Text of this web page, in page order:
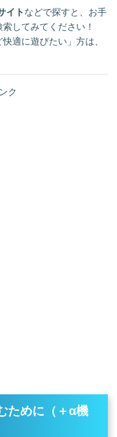
イト などで探すと、お手
してみてください！
適に遊びたい」方は、
ク
ために（＋α機